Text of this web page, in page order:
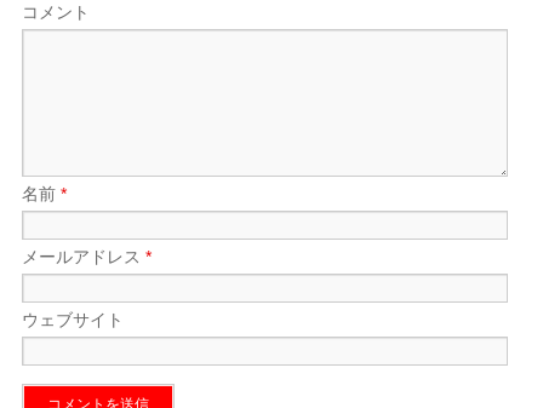
コメント
名前*
メールアドレス*
ウェブサイト